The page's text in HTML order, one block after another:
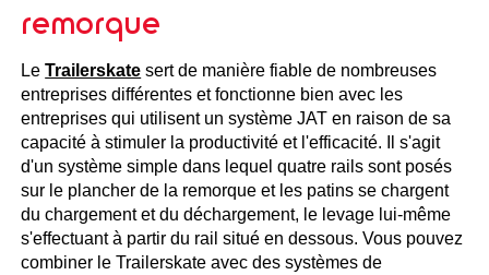
remorque
LeTrailerskate sert de manière fiable de nombreuses
entreprises différentes et fonctionne bien avec les
entreprises qui utilisent un système JAT en raison de sa
capacité à stimuler la productivité et l'efficacité. Il s'agit
d'un système simple dans lequel quatre rails sont posés
sur le plancher de la remorque et les patins se chargent
du chargement et du déchargement, le levage lui-même
s'effectuant à partir du rail situé en dessous. Vous pouvez
combiner le Trailerskate avec des systèmes de